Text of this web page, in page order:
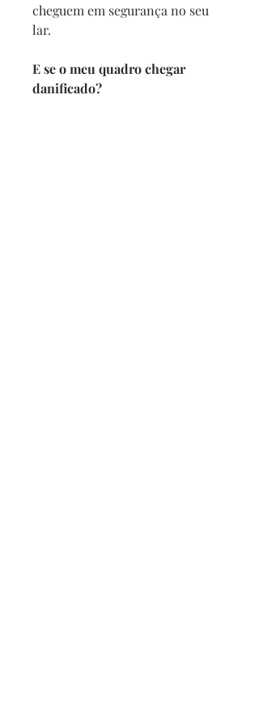
cheguem em segurança no seu
lar.
E se o meu quadro chegar
danificado?